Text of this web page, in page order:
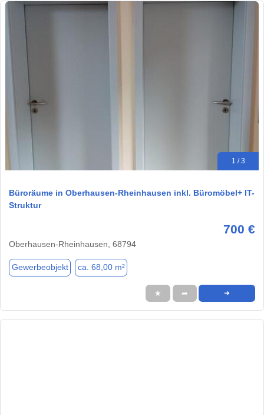
1 / 3
Büroräume in Oberhausen-Rheinhausen inkl. Büromöbel+ IT-
Struktur
700 €
Oberhausen-Rheinhausen, 68794
Gewerbeobjekt ca. 68,00 m²
★ ➦ ➜